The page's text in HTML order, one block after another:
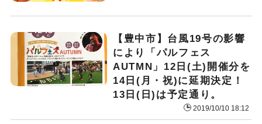
【豊中市】台風19号の影響
により「パルフェス
AUTMN」12日(土)開催分を
14日(月・祝)に延期決定！
13日(日)は予定通り。
2019/10/10 18:12